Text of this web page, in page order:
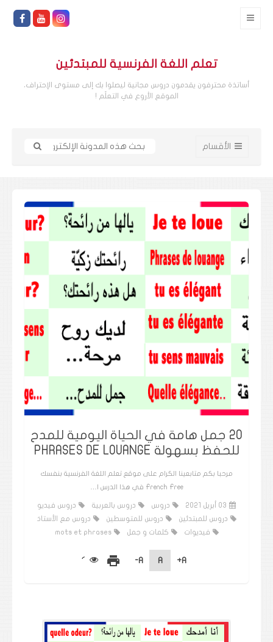
تعلم اللغة الفرنسية للمبتدئين
أساتذة محترفون يقدمون دروس مجانية ليصلوا بك إلى مستوى الإحتراف،
الموقع الأروع في التعلّم !
الأقسام
20 جمل هامة في الحياة اليومية للمدح
للحفظ بسهولة PHRASES DE LOUANGE
مرحبا بكم متابعينا الكرام على موقع تعلم اللغة الفرنسية بنفسك
French Free في هذا الدرس ا…
03 أبريل 2021 دروس دروس بالعربية
دروس فيديو
دروس للمبتدئين
دروس للمتوسطين
دروس مع الأستاذ
فيديوات
كلمات و جمل mots et phrases
A+
A
A-
print